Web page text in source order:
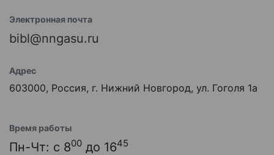
Электронная почта
bibl@nngasu.ru
Адрес
603000, Россия, г. Нижний Новгород, ул. Гоголя 1а
Время работы
Пн-Чт: с 800 до 1645